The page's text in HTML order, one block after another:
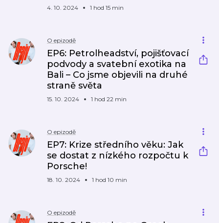
4. 10. 2024 1 hod 15 min
O epizodě
EP6: Petrolheadství, pojišťovací
podvody a svatební exotika na
Bali – Co jsme objevili na druhé
straně světa
15. 10. 2024 1 hod 22 min
O epizodě
EP7: Krize středního věku: Jak
se dostat z nízkého rozpočtu k
Porsche!
18. 10. 2024 1 hod 10 min
O epizodě